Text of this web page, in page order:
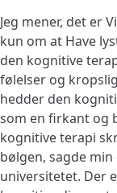
Jeg mener, det er
kun om at Have
den kognitive
følelser og
hedder den
som en firkant og
kognitive terapi
bølgen, sagde
universitetet. Der